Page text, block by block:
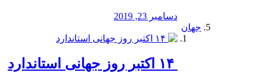
دسامبر 23, 2019
جهان